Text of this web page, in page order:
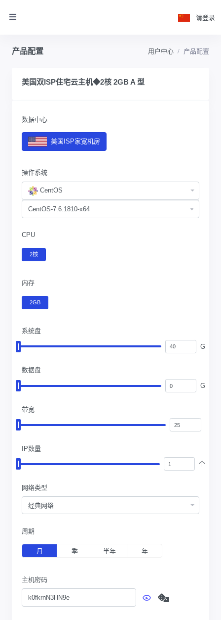
请登录
产品配置 用户中心 产品配置
美国双ISP住宅云主机◆2核 2GB A 型
数据中心
美国ISP家宽机房
操作系统
CentOS
CPU
2核
内存
2GB
系统盘
G
数据盘
G
带宽
IP数量
个
网络类型
经典网络
周期
月 季 半年 年
主机密码